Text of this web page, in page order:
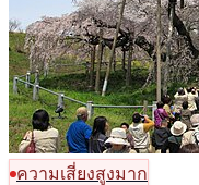
ความเสี่ยงสูงมาก